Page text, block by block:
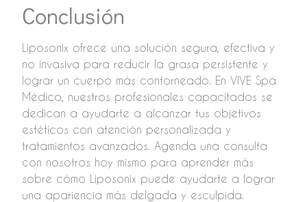
Conclusión
Liposonix ofrece una solución segura, efectiva y
no invasiva para reducir la grasa persistente y
lograr un cuerpo más contorneado. En VIVE Spa
Médico, nuestros profesionales capacitados se
dedican a ayudarte a alcanzar tus objetivos
estéticos con atención personalizada y
tratamientos avanzados. Agenda una consulta
con nosotros hoy mismo para aprender más
sobre cómo Liposonix puede ayudarte a lograr
una apariencia más delgada y esculpida.